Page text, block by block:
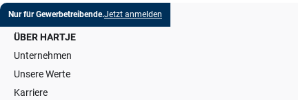
Nur für Gewerbetreibende.Jetzt anmelden
ÜBER HARTJE
Unternehmen
Unsere Werte
Karriere